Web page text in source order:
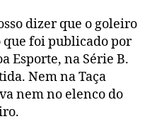
dizer que o goleiro
foi publicado por
Esporte, na Série B.
Nem na Taça
nem no elenco do